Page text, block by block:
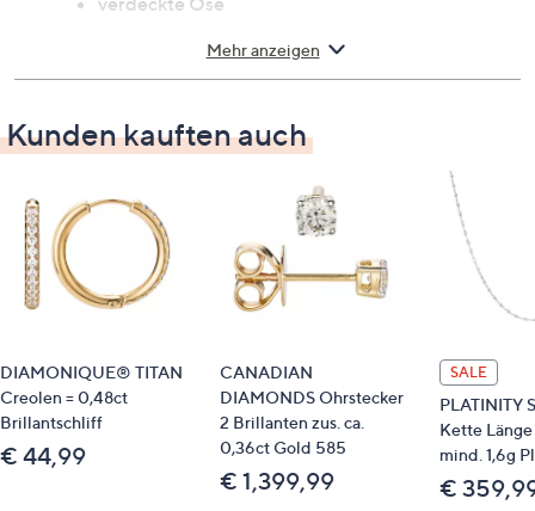
Schmuckpass
Maße
Kettenlänge: ca. 50 cm (Zwischenöse bei ca. 47
Mehr anzeigen
Kunden kauften auch
DIAMONIQUE® TITAN
Creolen = 0,48ct
Brillantschliff
€ 44,99
CANADIAN
DIAMONDS Ohrstecker
2 Brillanten zus. ca.
0,36ct Gold 585
€ 1,399,99
SALE
PLATINITY
Kette
mind. 1,6g
€